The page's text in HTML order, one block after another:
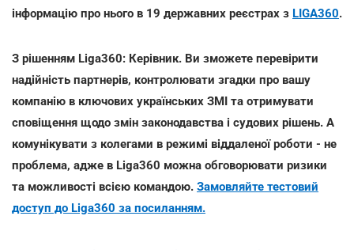
інформацію про нього в 19 державних реєстрах з LIGA360.
З рішенням Liga360: Керівник. Ви зможете перевірити
надійність партнерів, контролювати згадки про вашу
компанію в ключових українських ЗМІ та отримувати
сповіщення щодо змін законодавства і судових рішень. А
комунікувати з колегами в режимі віддаленої роботи - не
проблема, адже в Liga360 можна обговорювати ризики
та можливості всією командою. Замовляйте тестовий
доступ до Liga360 за посиланням.